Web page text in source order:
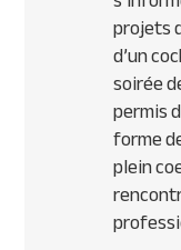
projets
d’un
soirée
permis
forme
plein